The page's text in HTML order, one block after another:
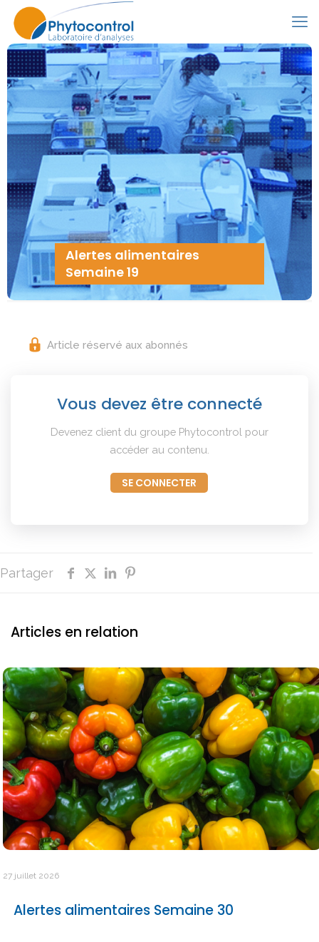
Alertes alimentaires
Semaine 19
Article réservé aux abonnés
Vous devez être connecté
Devenez client du groupe Phytocontrol pour
accéder au contenu.
SE CONNECTER
Partager
Articles en relation
27 juillet 2026
Alertes alimentaires Semaine 30